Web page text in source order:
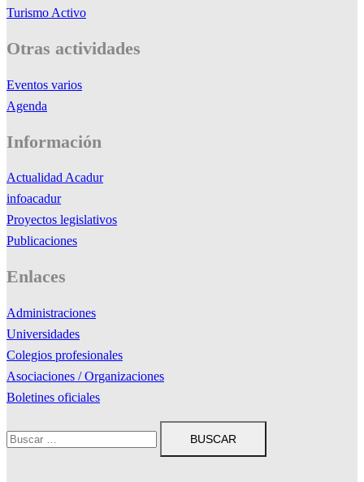
Turismo Activo
Otras actividades
Eventos varios
Agenda
Información
Actualidad Acadur
infoacadur
Proyectos legislativos
Publicaciones
Enlaces
Administraciones
Universidades
Colegios profesionales
Asociaciones / Organizaciones
Boletines oficiales
Buscar: